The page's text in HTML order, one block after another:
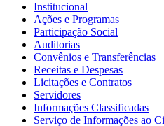
Institucional
Ações e Programas
Participação Social
Auditorias
Convênios e Transferências
Receitas e Despesas
Licitações e Contratos
Servidores
Informações Classificadas
Serviço de Informações ao